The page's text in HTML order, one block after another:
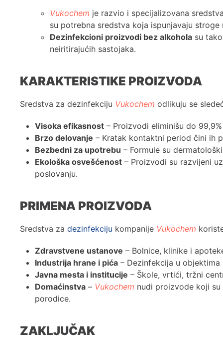
Vukochem je razvio i specijalizovana
su potrebna sredstva koja ispunjavaju
Dezinfekcioni proizvodi bez alkohola su
neiritirajućih sastojaka.
KARAKTERISTIKE PROIZVODA
Sredstva za dezinfekciju Vukochem odlikuju se
Visoka efikasnost – Proizvodi eliminišu do
Brzo delovanje – Kratak kontaktni period čini ih
Bezbedni za upotrebu – Formule su
Ekološka osvešćenost – Proizvodi su razvijeni
poslovanju.
PRIMENA PROIZVODA
Sredstva za dezinfekciju kompanije Vukochem
Zdravstvene ustanove – Bolnice, klinike i
Industrija hrane i pića – Dezinfekcija u
Javna mesta i institucije – Škole, vrtići, tržni
Domaćinstva – Vukochem nudi proizvode koji
porodice.
ZAKLJUČAK